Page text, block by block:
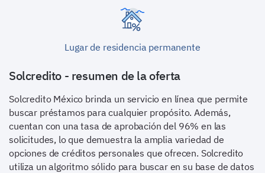
Lugar de residencia permanente
Solcredito - resumen de la oferta
Solcredito México brinda un servicio en línea que permite
buscar préstamos para cualquier propósito. Además,
cuentan con una tasa de aprobación del 96% en las
solicitudes, lo que demuestra la amplia variedad de
opciones de créditos personales que ofrecen. Solcredito
utiliza un algoritmo sólido para buscar en su base de datos